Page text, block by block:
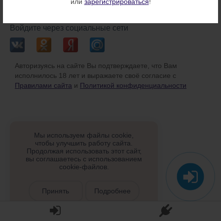
Войдите через социальные сети
Авторизуясь на сайте Вы подтверждаете, что Вам
исполнилось 18 лет и выражаете своё согласие с
Правилами сайта и Политикой конфиденциальности
Мы используем файлы cookie,
чтобы улучшить работу сайта.
Продолжая использовать этот сайт,
вы соглашаетесь с использованием
cookie-файлов.
Принять Подробнее